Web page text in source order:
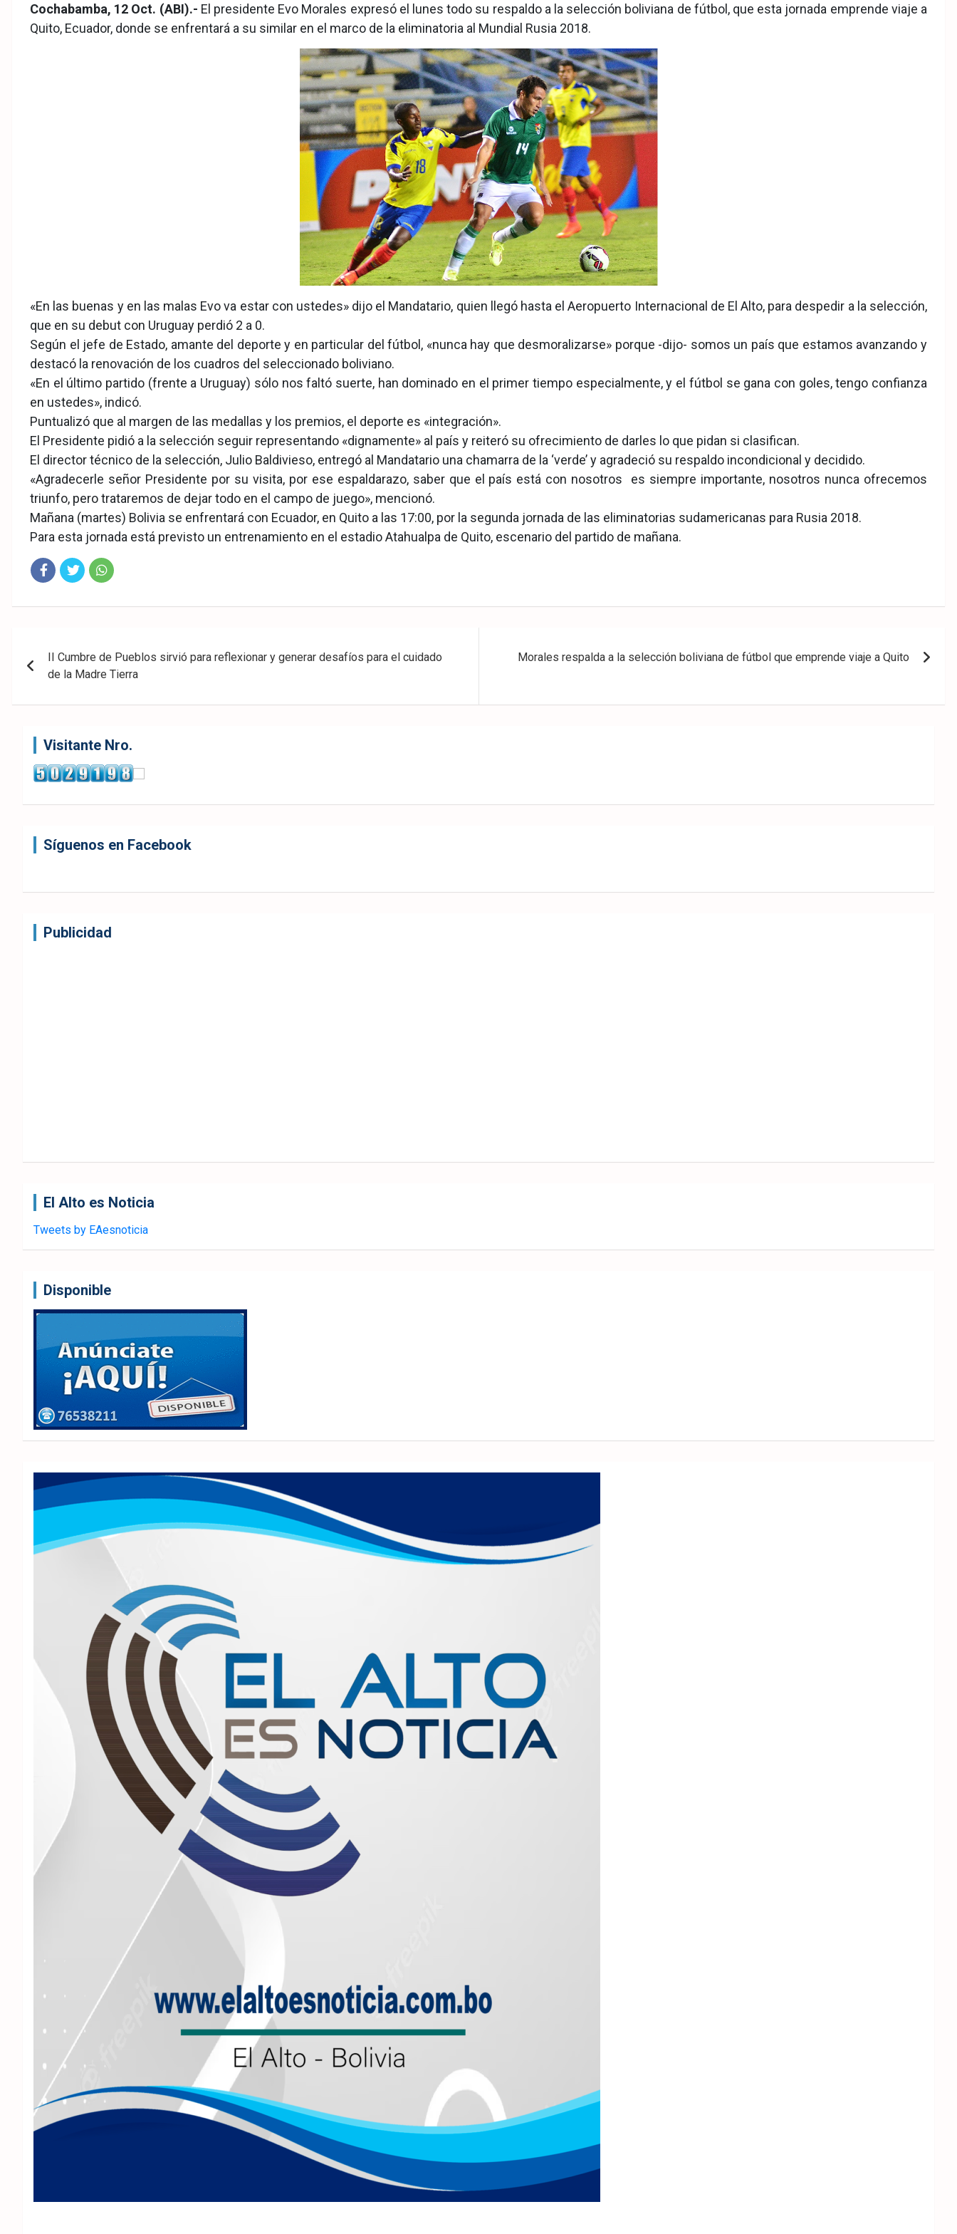
Fac
eb
Twit
ter
Wha
tsA
Cochabamba, 12 Oct. (ABI).- El presidente Evo Morales expresó el lunes todo su respaldo a la selección boliviana de fútbol, que esta jornada emprende viaje a
Quito, Ecuador, donde se enfrentará a su similar en el marco de la eliminatoria al Mundial Rusia 2018.
«En las buenas y en las malas Evo va estar con ustedes» dijo el Mandatario, quien llegó hasta el Aeropuerto Internacional de El Alto, para despedir a la selección,
que en su debut con Uruguay perdió 2 a 0.
Según el jefe de Estado, amante del deporte y en particular del fútbol, «nunca hay que desmoralizarse» porque -dijo- somos un país que estamos avanzando y
destacó la renovación de los cuadros del seleccionado boliviano.
«En el último partido (frente a Uruguay) sólo nos faltó suerte, han dominado en el primer tiempo especialmente, y el fútbol se gana con goles, tengo confianza
en ustedes», indicó.
Puntualizó que al margen de las medallas y los premios, el deporte es «integración».
El Presidente pidió a la selección seguir representando «dignamente» al país y reiteró su ofrecimiento de darles lo que pidan si clasifican.
El director técnico de la selección, Julio Baldivieso, entregó al Mandatario una chamarra de la ‘verde’ y agradeció su respaldo incondicional y decidido.
«Agradecerle señor Presidente por su visita, por ese espaldarazo, saber que el país está con nosotros es siempre importante, nosotros nunca ofrecemos
triunfo, pero trataremos de dejar todo en el campo de juego», mencionó.
Mañana (martes) Bolivia se enfrentará con Ecuador, en Quito a las 17:00, por la segunda jornada de las eliminatorias sudamericanas para Rusia 2018.
Para esta jornada está previsto un entrenamiento en el estadio Atahualpa de Quito, escenario del partido de mañana.
de
II Cumbre de Pueblos sirvió para reflexionar y generar desafíos para el cuidado
de la Madre Tierra
Morales respalda a la selección boliviana de fútbol que emprende viaje a Quito
Visitante Nro.
Síguenos en Facebook
Publicidad
El Alto es Noticia
Tweets by EAesnoticia
Disponible